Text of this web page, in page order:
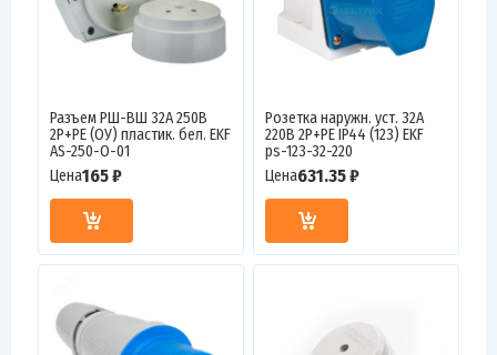
Разъем РШ-ВШ 32А 250В
2P+PE (ОУ) пластик. бел. EKF
AS-250-O-01
Цена165 ₽
Розетка наружн. уст. 32А
220В 2P+РЕ IP44 (123) EKF
ps-123-32-220
Цена631.35 ₽